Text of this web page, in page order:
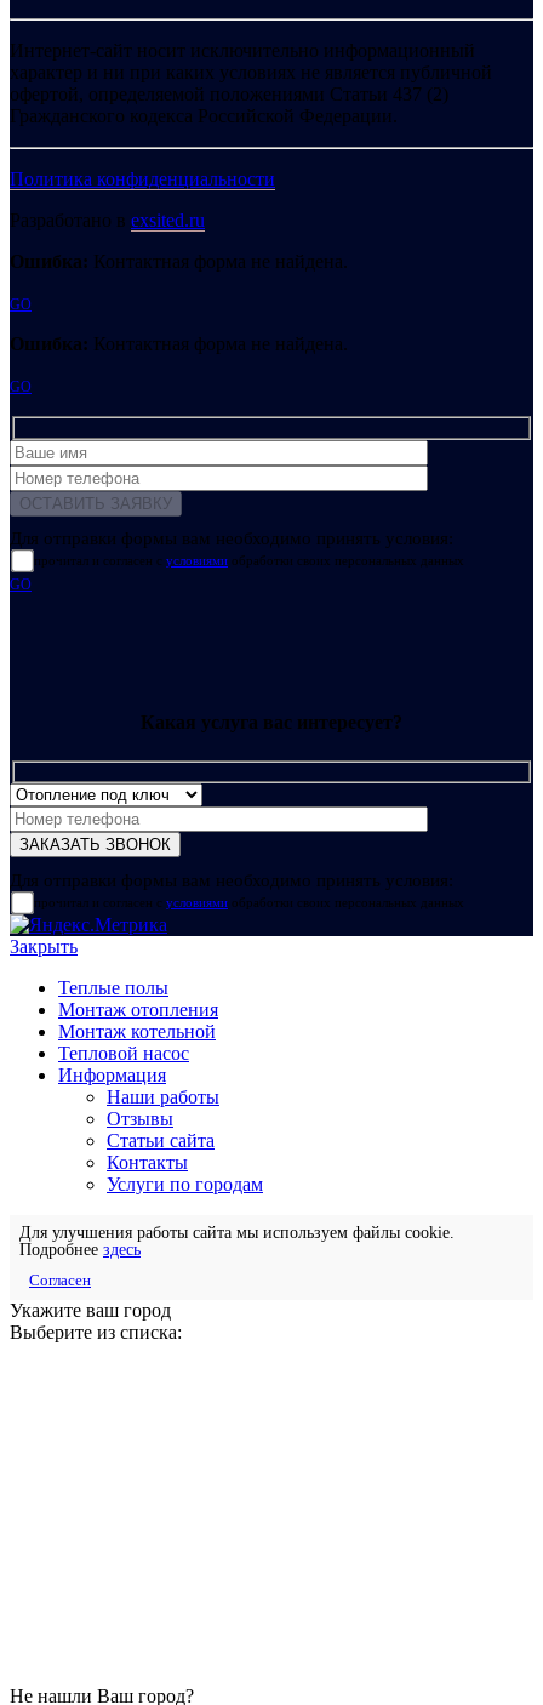
Интернет-сайт носит исключительно информационный
характер и ни при каких условиях не является публичной
офертой, определяемой положениями Статьи 437 (2)
Гражданского кодекса Российской Федерации.
Политика конфиденциальности
Разработано в exsited.ru
Ошибка: Контактная форма не найдена.
GO
Ошибка: Контактная форма не найдена.
GO
Для отправки формы вам необходимо принять условия:
прочитал и согласен с условиями обработки своих персональных данных
GO
Какая услуга вас интересует?
Для отправки формы вам необходимо принять условия:
прочитал и согласен с условиями обработки своих персональных данных
Закрыть
Теплые полы
Монтаж отопления
Монтаж котельной
Тепловой насос
Информация
Наши работы
Отзывы
Статьи сайта
Контакты
Услуги по городам
Для улучшения работы сайта мы используем файлы cookie.
Подробнее здесь
Согласен
Укажите ваш город
Выберите из списка:
Не нашли Ваш город?